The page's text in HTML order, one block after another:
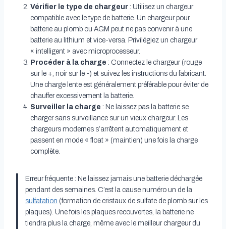
Vérifier le type de chargeur : Utilisez un chargeur
compatible avec le type de batterie. Un chargeur pour
batterie au plomb ou AGM peut ne pas convenir à une
batterie au lithium et vice-versa. Privilégiez un chargeur
« intelligent » avec microprocesseur.
Procéder à la charge : Connectez le chargeur (rouge
sur le +, noir sur le -) et suivez les instructions du fabricant.
Une charge lente est généralement préférable pour éviter de
chauffer excessivement la batterie.
Surveiller la charge : Ne laissez pas la batterie se
charger sans surveillance sur un vieux chargeur. Les
chargeurs modernes s’arrêtent automatiquement et
passent en mode « float » (maintien) une fois la charge
complète.
Erreur fréquente : Ne laissez jamais une batterie déchargée
pendant des semaines. C’est la cause numéro un de la
sulfatation (formation de cristaux de sulfate de plomb sur les
plaques). Une fois les plaques recouvertes, la batterie ne
tiendra plus la charge, même avec le meilleur chargeur du